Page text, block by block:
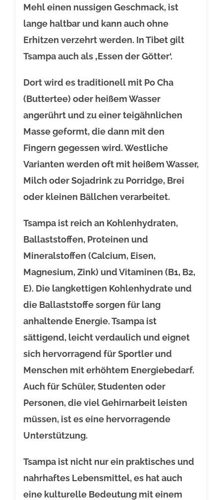
Mehl einen nussigen Geschmack, ist
lange haltbar und kann auch ohne
Erhitzen verzehrt werden. In Tibet gilt
Tsampa auch als ‚Essen der Götter‘.
Dort wird es traditionell mit Po Cha
(Buttertee) oder heißem Wasser
angerührt und zu einer teigähnlichen
Masse geformt, die dann mit den
Fingern gegessen wird. Westliche
Varianten werden oft mit heißem Wasser,
Milch oder Sojadrink zu Porridge, Brei
oder kleinen Bällchen verarbeitet.
Tsampa ist reich an Kohlenhydraten,
Ballaststoffen, Proteinen und
Mineralstoffen (Calcium, Eisen,
Magnesium, Zink) und Vitaminen (B1, B2,
E). Die langkettigen Kohlenhydrate und
die Ballaststoffe sorgen für lang
anhaltende Energie. Tsampa ist
sättigend, leicht verdaulich und eignet
sich hervorragend für Sportler und
Menschen mit erhöhtem Energiebedarf.
Auch für Schüler, Studenten oder
Personen, die viel Gehirnarbeit leisten
müssen, ist es eine hervorragende
Unterstützung.
Tsampa ist nicht nur ein praktisches und
nahrhaftes Lebensmittel, es hat auch
eine kulturelle Bedeutung mit einem